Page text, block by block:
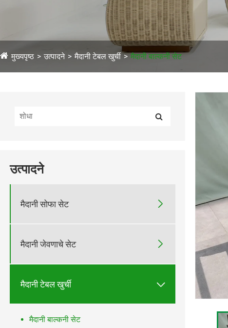
मुख्यपृष्ठ उत्पादने मैदानी टेबल खुर्ची मैदानी बाल्कनी सेट
उत्पादने
मैदानी सोफा सेट 
मैदानी जेवणाचे सेट 
मैदानी टेबल खुर्ची 
मैदानी बाल्कनी सेट